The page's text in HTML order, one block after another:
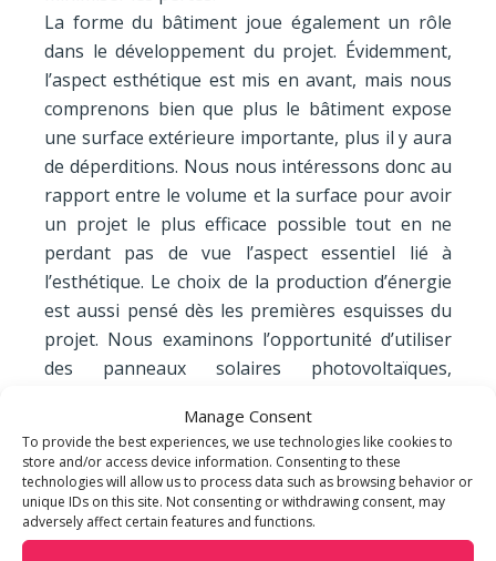
Manage Consent
To provide the best experiences, we use technologies like cookies to
store and/or access device information. Consenting to these
technologies will allow us to process data such as browsing behavior or
unique IDs on this site. Not consenting or withdrawing consent, may
adversely affect certain features and functions.
La forme du bâtiment joue également un rôle
dans le développement du projet. Évidemment,
l’aspect esthétique est mis en avant, mais nous
comprenons bien que plus le bâtiment expose
une surface extérieure importante, plus il y aura
de déperditions. Nous nous intéressons donc au
rapport entre le volume et la surface pour avoir
un projet le plus efficace possible tout en ne
perdant pas de vue l’aspect essentiel lié à
l’esthétique. Le choix de la production d’énergie
est aussi pensé dès les premières esquisses du
projet. Nous examinons l’opportunité d’utiliser
des panneaux solaires photovoltaïques,
au soleil, de mettre en œuvre des sondes
géothermiques. De même, nous nous penchons
sur la gestion des ressources et des déchets.
Ainsi, les pompes à chaleur permettent de
chauffer l’eau et/ou l’air grâce à un dispositif